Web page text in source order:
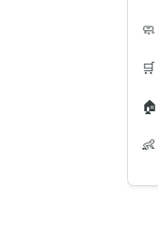
🧼
🛒
🏠
👶